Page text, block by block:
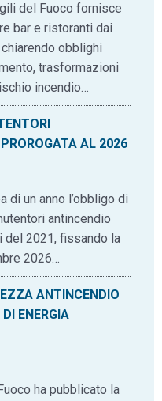
del Fuoco fornisce
bar e ristoranti dai
obblighi
trasformazioni
incendio…
AL 2026
di un anno l’obbligo di
antincendio
del 2021, fissando la
2026…
ANTINCENDIO
ENERGIA
ha pubblicato la